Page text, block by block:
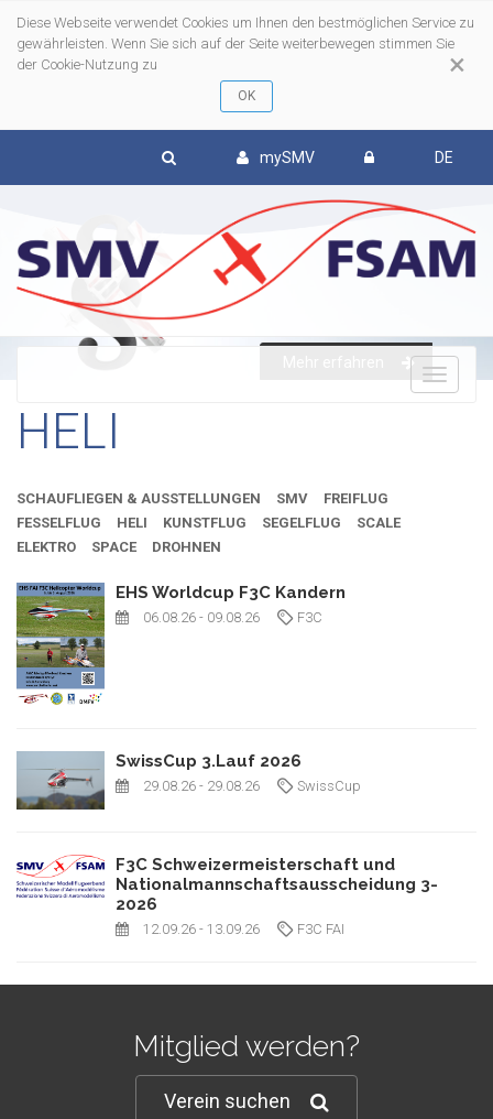
×
Diese Webseite verwendet Cookies um Ihnen den bestmöglichen Service zu
gewährleisten. Wenn Sie sich auf der Seite weiterbewegen stimmen Sie
der Cookie-Nutzung zu
mySMV DE
HELI
SCHAUFLIEGEN & AUSSTELLUNGEN SMV
FREIFLUG
FESSELFLUG
HELI KUNSTFLUG SEGELFLUG
SCALE
ELEKTRO
SPACE DROHNEN
EHS Worldcup F3C Kandern
06.08.26 - 09.08.26 F3C
SwissCup 3.Lauf 2026
29.08.26 - 29.08.26 SwissCup
F3C Schweizermeisterschaft und
Nationalmannschaftsausscheidung 3-
2026
12.09.26 - 13.09.26 F3C FAI
Mitglied werden?
Verein suchen